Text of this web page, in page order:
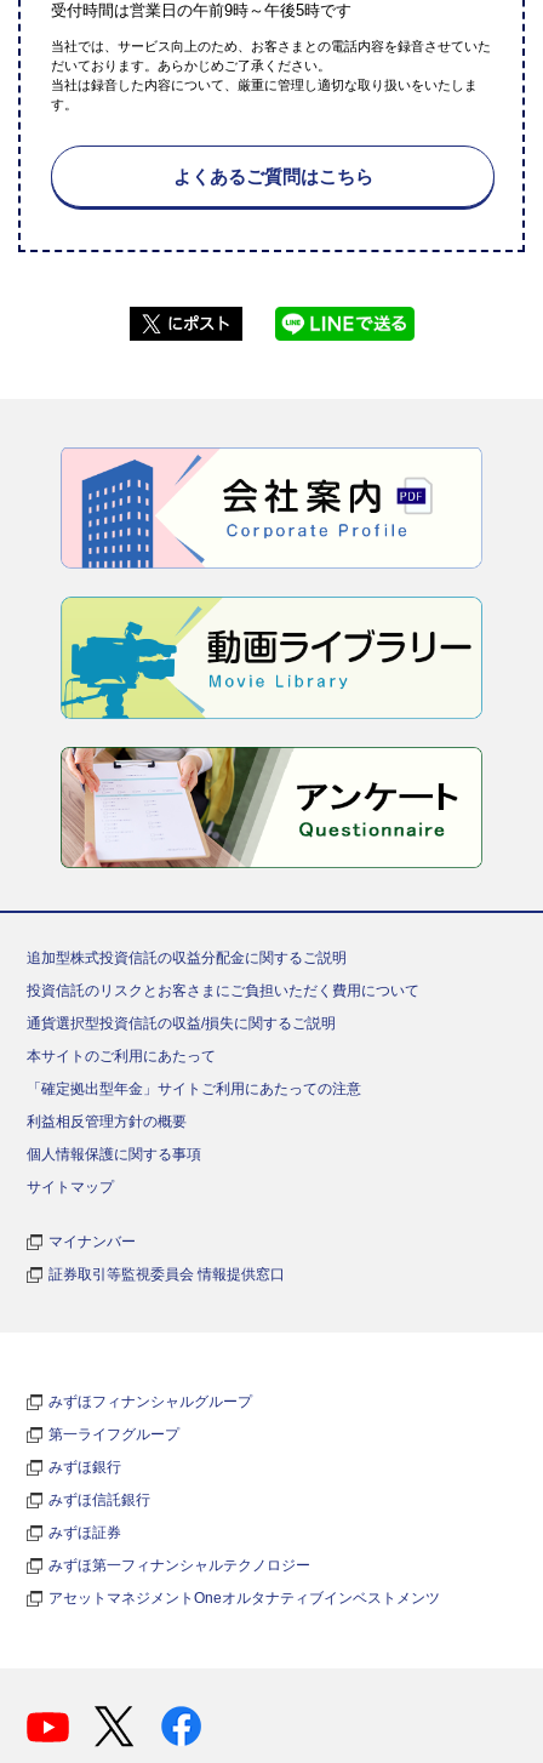
受付時間は営業日の午前9時～午後5時です
当社では、サービス向上のため、お客さまとの電話内容を録音させていた
だいております。あらかじめご了承ください。
当社は録音した内容について、厳重に管理し適切な取り扱いをいたしま
す。
よくあるご質問はこちら
追加型株式投資信託の収益分配金に関するご説明
投資信託のリスクとお客さまにご負担いただく費用について
通貨選択型投資信託の収益/損失に関するご説明
本サイトのご利用にあたって
「確定拠出型年金」サイトご利用にあたっての注意
利益相反管理方針の概要
個人情報保護に関する事項
サイトマップ
マイナンバー
証券取引等監視委員会 情報提供窓口
みずほフィナンシャルグループ
第一ライフグループ
みずほ銀行
みずほ信託銀行
みずほ証券
みずほ第一フィナンシャルテクノロジー
アセットマネジメントOneオルタナティブインベストメンツ